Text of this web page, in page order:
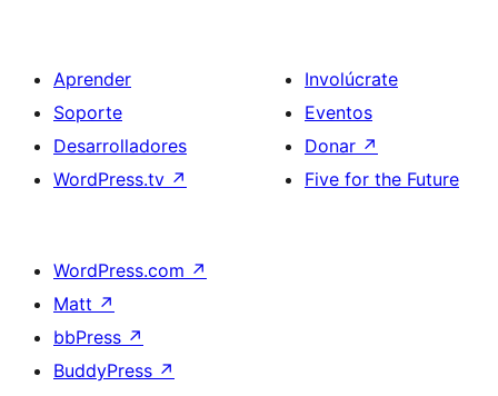
Aprender
Soporte
Desarrolladores
WordPress.tv ↗
Involúcrate
Eventos
Donar ↗
Five for the Future
WordPress.com ↗
Matt ↗
bbPress ↗
BuddyPress ↗